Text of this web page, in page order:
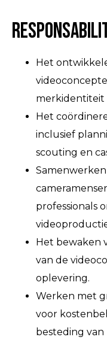
Het
merkidentiteit
Het
inclusief
scouting en
professionals
Het bewaken
van de
oplevering.
Werken met
voor
besteding van